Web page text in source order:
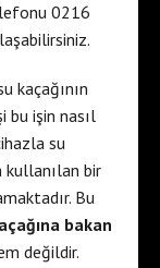
0216
kaçağının
bu işin nasıl
su
kullanılan bir
Bu
bakan
değildir.